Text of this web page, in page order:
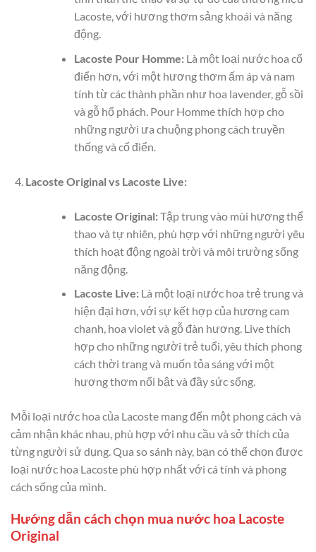
Lacoste, với hương thơm sảng khoái và năng
động.
Lacoste Pour Homme:Là một loại nước hoa cổ
điển hơn, với một hương thơm ấm áp và nam
tính từ các thành phần như hoa lavender, gỗ sồi
và gỗ hổ phách. Pour Homme thích hợp cho
những người ưa chuộng phong cách truyền
thống và cổ điển.
Lacoste Original vs Lacoste Live:
Lacoste Original:Tập trung vào mùi hương thể
thao và tự nhiên, phù hợp với những người yêu
thích hoạt động ngoài trời và môi trường sống
năng động.
Lacoste Live:Là một loại nước hoa trẻ trung và
hiện đại hơn, với sự kết hợp của hương cam
chanh, hoa violet và gỗ đàn hương. Live thích
hợp cho những người trẻ tuổi, yêu thích phong
cách thời trang và muốn tỏa sáng với một
hương thơm nổi bật và đầy sức sống.
Mỗi loại nước hoa của Lacoste mang đến một phong cách và
cảm nhận khác nhau, phù hợp với nhu cầu và sở thích của
từng người sử dụng. Qua so sánh này, bạn có thể chọn được
loại nước hoa Lacoste phù hợp nhất với cá tính và phong
cách sống của mình.
Hướng dẫn cách chọn mua nước hoa Lacoste
Original